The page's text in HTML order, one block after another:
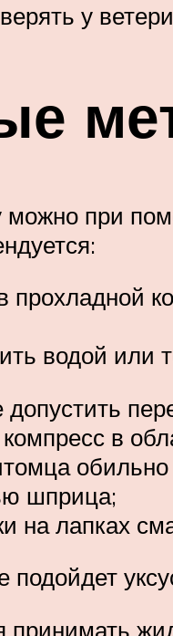
у
можно при
прохладной
водой или
в
шприца;
на лапках
подойдет
принимать